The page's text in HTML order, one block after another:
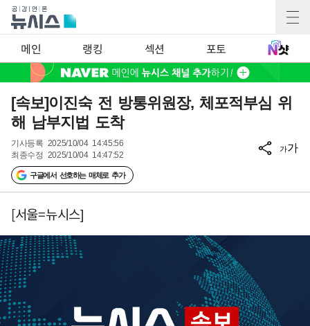
메인 랭킹 섹션 포토
[속보]이진숙 전 방통위원장, 체포적부심 위
해 남부지법 도착
기사등록 2025/10/04 14:45:56
최종수정 2025/10/04 14:47:52
구글에서 선호하는 매체로 추가
가가
[서울=뉴시스]